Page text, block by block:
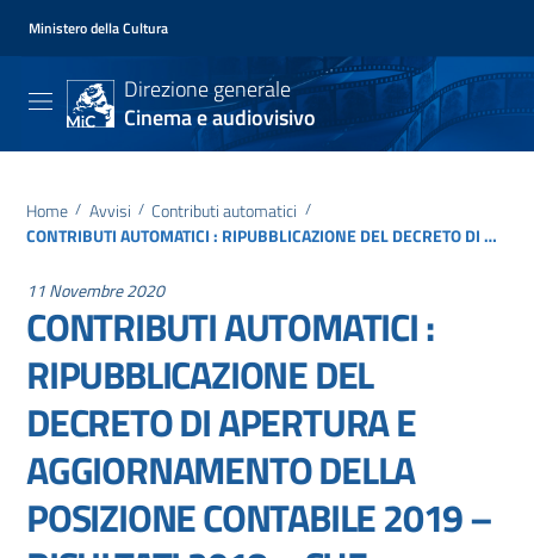
Ministero della Cultura
Direzione generale
Cinema e audiovisivo
Home / Avvisi / Contributi automatici /
CONTRIBUTI AUTOMATICI : RIPUBBLICAZIONE DEL DECRETO DI APERTURA E AGGIORNAMENTO DELLA POSIZIONE CONTABILE 2019 – RISULTATI 2018 – CHE SOSTITUISCE IL DECRETO DIRETTORIALE DEL 23 LUGLIO 2020 REP. N.1904
11 Novembre 2020
CONTRIBUTI AUTOMATICI :
RIPUBBLICAZIONE DEL
DECRETO DI APERTURA E
AGGIORNAMENTO DELLA
POSIZIONE CONTABILE 2019 –